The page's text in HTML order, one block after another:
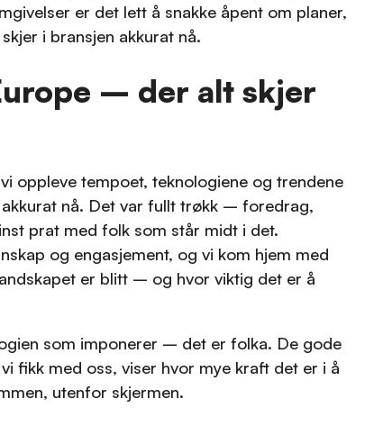
er det lett å snakke åpent om planer,
i bransjen akkurat nå.
– der alt skjer
oppleve tempoet, teknologiene og trendene
nå. Det var fullt trøkk – foredrag,
prat med folk som står midt i det.
og engasjement, og vi kom hjem med
er blitt – og hvor viktig det er å
som imponerer – det er folka. De gode
fikk med oss, viser hvor mye kraft det er i å
utenfor skjermen.